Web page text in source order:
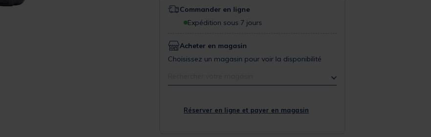
Commander en ligne
Expédition sous 7 jours
Acheter en magasin
Choisissez un magasin pour voir la disponibilité
Réserver en ligne et payer en magasin